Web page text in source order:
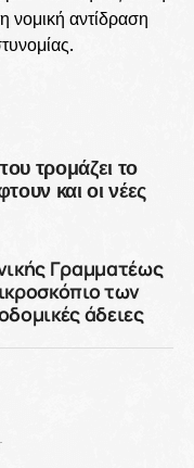
αντίδραση
τρομάζει το
και οι νέες
Γραμματέως
των
άδειες